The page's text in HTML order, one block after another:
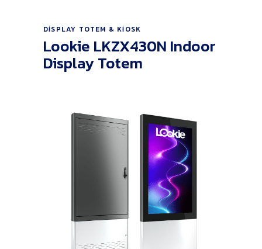
Ürünü İncele
DISPLAY TOTEM & KIOSK
Lookie LKZX430N Indoor
Display Totem